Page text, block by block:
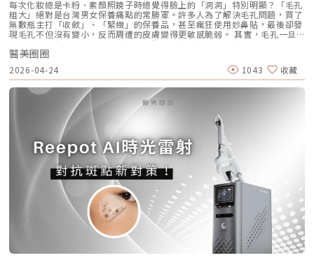
外，Profhilo 完美契合了當前醫美市場「微侵入式」與「預防型保養」的
趨勢。它填補了日常保養品與侵入式手術之間的空缺，不需像肉毒桿菌那樣
限制表情，也不需要像手術拉皮那樣漫長的恢復期。對於生活忙碌、注重效
率的現代人來說，這讓它更容易被接受，成為許多人延緩老化、提升膚質的
首選。臨床案例分享以下為原廠提供的實際案例，透過Profhilo逆時針療
程，觀察治療前後肌膚狀態的變化，供大家參考了解療程效果。璞菲洛
Profhilo常見Q&AQ1：PROFHILO和水光療程有什麼差別？ 水光著重在肌
膚表層補水，讓皮膚變得水嫩透亮；而PROFHILO作用層次更深，不只補
水，還能活化膠原蛋白、彈力蛋白等細胞修復，提升整體彈性與緊緻度。它
的特點是透過穩定擴散來刺激肌膚自我修復，不靠刺激或破壞，適合想全面
改善膚況的人。Q2：可以和電波、音波等療程搭配嗎？ 可與電波、音波等
療程搭配使用，建議間隔約兩週，具體施打順序與時間需由醫師評估。電
波、音波術後可加速肌膚修復並延長效果，但需等皮膚完全降溫後再進行
Profhilo療程。施打前請務必諮詢醫師，遵從專業建議安排療程。Q3：璞
菲洛每年需要打幾次？ 一個完整療程通常包含三次施打，前兩次相隔約一
個月，第三次則可在四到六個月後進行。視個人膚況與需求，也可安排後續
加強療程，以延續效果。Q4：頸紋、手部老化也能打嗎？ 可以。Profhilo
在頸部與手背同樣有良好表現，能改善乾紋與鬆弛，是全方位肌膚重建療
程。Q5：是否適合所有膚質？ 大多數人皆可接受，但孕婦、哺乳中女性與
對玻尿酸過敏者不建議施打。Q6：哪些人適合做Profhilo？需要幾歲才能
做？Profhilo適合有初期老化、乾燥或鬆弛困擾的人，通常建議從30歲以後
就可以評估施作。特別推薦給希望改善膚況，又不想讓五官改變或產生膨脹
感的人。Q7：施打Profhilo會很痛嗎？會不會腫？需要修復期嗎？療程過
程簡單快速，使用極細針在臉部五個特定位點注射，疼痛感輕微。少數人會
有暫時性紅腫或小腫塊，通常幾小時內可自然消退，不會影響日常活動。
Q8：Profhilo成分天然嗎？會不會引起過敏？Profhilo採用高純度、非動
物來源的玻尿酸，不含常見交聯劑成分，安全性高，過敏反應發生機率非常
提需要精準的解剖學知識，只有受過原廠培訓的醫師，才能在「安全邊界
內」將能量發揮到極致。六、 結語：愛美，是為了成就更好的自己我常
說，醫美的意義不在於把妳變成另外一個人，而在於「找回最巔峰狀態的
妳」。看著客人在治療後，重新對鏡子裡的自己露出自信的微笑，那是我身
技術，結合我對面部結構的美感理解，悉心守護妳每一寸肌膚的張力。如果
您也對輪廓的流失感到焦慮，或者正猶豫哪種療程最適合自己，歡迎預約來
診間，讓我們在一個放鬆、透明的環境下，一起討論出最適合您的減齡計
畫。
泌量大幅下降。當沒有過多的油脂，毛孔就不易堵塞，痤瘡桿菌也失去了生
存的養分，痘痘自然就失去了生長的溫床。2. AviCool™ 藍寶石冷卻系統：
保護表皮，大幅提升舒適度既然要用熱能破壞深層的皮脂腺，表皮會不會被
燙傷？這正是 AviClear 的另一項核心專利。機器配備了專屬的 AviCool™
藍寶石接觸式冷卻系統。在雷射擊發前、擊發中與擊發後，冷卻系統會持續
將表皮溫度維持在安全的低溫狀態。這不僅能防止表皮熱傷害、避免術後反
黑，更大幅降低了療程中的痛感，讓患者在不需要敷麻藥的情況下（視個人
耐受度而定），也能順利完成治療。AviClear 戰痘雷射 vs. 藍雷射與傳統療
法：抗痘金大PK過去我們面對嚴重的青春痘，「吞口服A酸」幾乎是唯一的
終極解方。然而，隨著光電科技的突破，現代的醫美抗痘已經邁入了「精準
破壞皮脂腺」的新紀元。目前市面上討論度最高的兩大抗痘黑科技，分別是
AviClear 戰痘雷射與 CAPRI 藍雷射。雖然兩者都主打不吃藥、從根源控
油，但在波長與作用機制上卻有著根本的差異。我們該如何選擇？它們與傳
統的口服A酸又有什麼不同？以下為您全面解析。頂尖對決：AviClear 戰痘
雷射 vs. CAPRI 藍雷射這兩款都是目前熱門的無藥物抗痘雷射，雖然目標一
致，但「作戰策略」卻截然不同：1. AviClear 戰痘雷射（1726nm）：專
注皮脂腺的「源頭阻斷」作用原理：搭載專利 1726nm 波長，具備極高的
「油脂專一性」，能穿透皮膚精準鎖定並加熱肥大的皮脂腺，使其萎縮。核
心強項：直接從源頭切斷出油量並破壞痘痘的生長環境，主打極長效的抗痘
與控油效果，非常適合追求長期穩定膚況、不想依賴藥物的人。2. CAPRI
藍雷射（1450nm + 450nm）：控油＋殺菌的「雙效複合」作用原理：結
合 1450nm 的熱能來縮減皮脂腺（控油），同時搭配 450nm 藍光直接消
滅表皮的痤瘡桿菌（殺菌）。核心強項：雙管齊下，對於臉上正在急性發
炎、紅腫的痘痘，具有極佳的立即退紅與消炎效果，適合需要快速壓制大面
積發炎的患者。3. 傳統終極武器：口服A酸（Isotretinoin）作用原理：屬
於全身性的系統性治療。它能全面抑制皮脂腺分泌、使皮脂腺萎縮，同時促
每次化妝總是卡粉、素顏照鏡子時總覺得臉上的「洞洞」特別明顯？「毛孔
粗大」絕對是台灣男女保養痛點的常勝軍。許多人為了解決毛孔問題，買了
無數瓶主打「收斂」、「緊緻」的保養品，甚至瘋狂使用妙鼻貼，最後卻發
現毛孔不但沒有變小，反而周遭的皮膚變得更敏感脆弱。 其實，毛孔一旦
被撐大，就像是被撐鬆的橡皮筋，光靠日常塗抹保養品是很難「完全逆轉」
的。想要有效改善毛孔粗大，我們必須先搞懂你的毛孔是哪一種「型」，才
能對症下藥！這篇文章將帶你從日常保養到專業醫美療程，全面拯救毛孔粗
大的終極對策。為什麼我的毛孔會變大？揭開毛孔粗大的 6大元兇在探討怎
麼解決之前，我們得先抓出讓毛孔變大的罪魁禍首。毛孔粗大絕對不是單一
原因造成的，通常是以下幾個因素交織而成的結果：1. 【油脂型毛孔】：中
東油田的擴建工程毛孔是皮脂排出的主要通道。當你的皮脂腺天生比較發
達，或是受到氣溫升高、荷爾蒙波動、常吃高油高糖食物影響，導致出油量
大增時，通道就會被迫「擴建」來排出這些大量油脂。2. 【角質型毛孔】：
通道堵塞引發的連鎖反應健康的肌膚會自然代謝老廢角質，但如果代謝異
常，這些廢棄角質就會和皮脂、空氣中的髒污混合在一起，死死地堵塞在毛
孔開口。久而久之，毛孔就像被塞了軟木塞一樣，被越撐越大。3. 【老化型
毛孔】：膠原蛋白流失的初老警報真皮層中的「膠原蛋白」和「彈力蛋白」
就像是撐起毛孔的堅固地基。隨著年齡增長，或是長期不防曬導致的「光老
化」，地基流失、失去支撐力，毛孔邊緣的肌膚就會順著地心引力往下垂。
4. 【缺水型毛孔】：肌膚乾旱造成的表面危機這點常被許多人忽略！當角質
層極度缺水時，毛孔周圍的表皮細胞會像失去水分的蘋果一樣乾癟、萎縮，
無法飽滿排列。在細胞與細胞之間的縫隙變大之下，視覺上毛孔就顯得非常
明顯。5. 【疤痕型毛孔】：手癢硬擠留下的歷史遺跡嚴格來說這已經是「痘
疤」的範疇。過去長了嚴重的發炎性青春痘，或是手癢過度暴力擠壓，導致
真皮層組織嚴重受損。在傷口修復的過程中產生了纖維化拉扯，最終形成不
可逆的凹洞。6. 【蟎蟲型毛孔】：隱形的微小房客在作怪我們的臉上本來就
醫美圈圈
2026-04-24 1043 收藏